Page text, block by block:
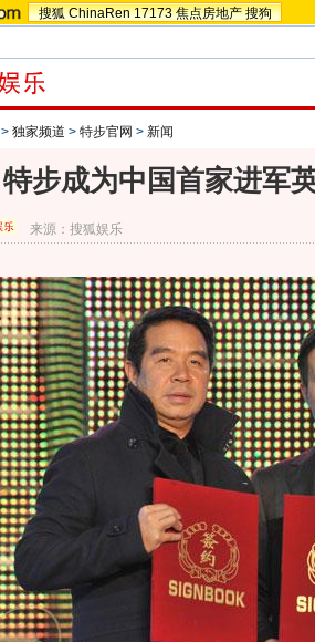
搜狐 ChinaRen 17173 焦点房地产 搜狗
> 独家频道 > 特步官网 > 新闻
特步成为中国首家进军
来源：搜狐娱乐